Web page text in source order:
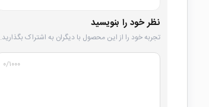
نظر خود را بنویسید
تجربه خود را از این محصول با دیگران به اشتراک بگذارید.
۰/۱۰۰۰